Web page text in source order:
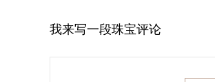
我来写一段珠宝评论